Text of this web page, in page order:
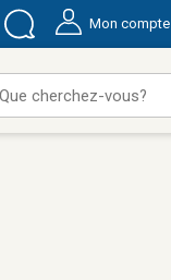
Mon compte
Que cherchez-vous?